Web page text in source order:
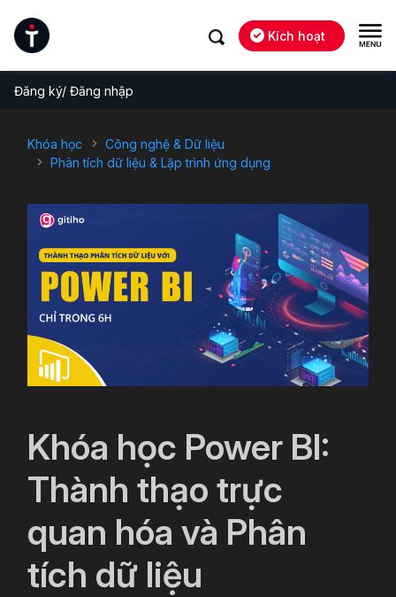
Kích hoạt
Đăng ký/ Đăng nhập
Khóa học
Công nghệ & Dữ liệu
Phân tích dữ liệu & Lập trình ứng dụng
Khóa học Power BI:
Thành thạo trực
quan hóa và Phân
tích dữ liệu